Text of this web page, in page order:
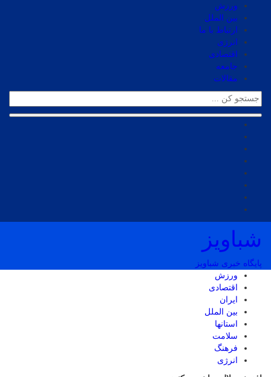
ورزش
بین الملل
ارتباط با ما
انرژی
اقتصادی
جامعه
مقالات
شباویز
پایگاه خبری شباویز
ورزش
اقتصادی
ایران
بین الملل
استانها
سلامت
فرهنگ
انرژی